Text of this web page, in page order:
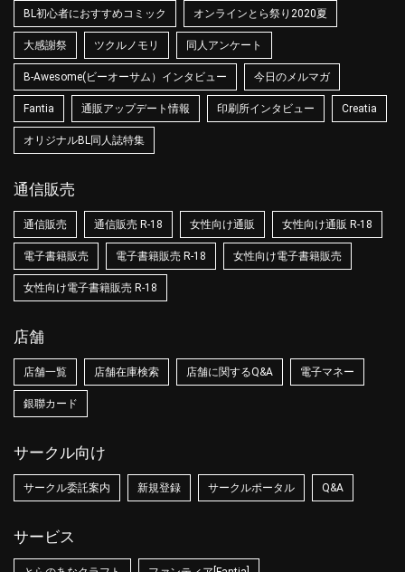
BL初心者におすすめコミック オンラインとら祭り2020夏
大感謝祭 ツクルノモリ 同人アンケート
B-Awesome(ビーオーサム）インタビュー 今日のメルマガ
Fantia 通販アップデート情報 印刷所インタビュー Creatia
オリジナルBL同人誌特集
通信販売
通信販売 通信販売 R-18 女性向け通販 女性向け通販 R-18
電子書籍販売 電子書籍販売 R-18 女性向け電子書籍販売
女性向け電子書籍販売 R-18
店舗
店舗一覧 店舗在庫検索 店舗に関するQ&A 電子マネー
銀聯カード
サークル向け
サークル委託案内 新規登録 サークルポータル Q&A
サービス